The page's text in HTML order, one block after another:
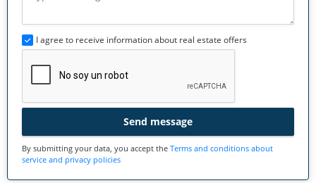
I agree to receive information about real estate offers
Send message
By submitting your data, you accept the Terms and conditions about
service and privacy policies